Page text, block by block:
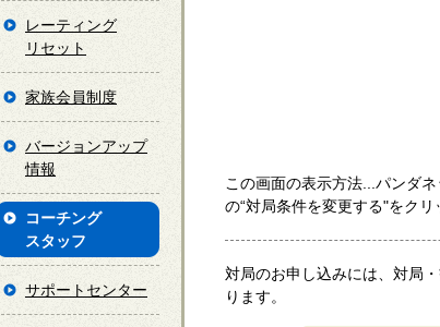
この画面の表示方法...パンダ
の“対局条件を変更する"をクリ
対局のお申し込みには、対局
ります。
レーティング
リセット
家族会員制度
バージョンアップ
情報
コーチング
スタッフ
サポートセンター